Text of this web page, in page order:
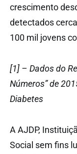
crescimento
detectados
100 mil jovens
[1] – Dados do
Números” de
Diabetes
A AJDP,
Social sem fins